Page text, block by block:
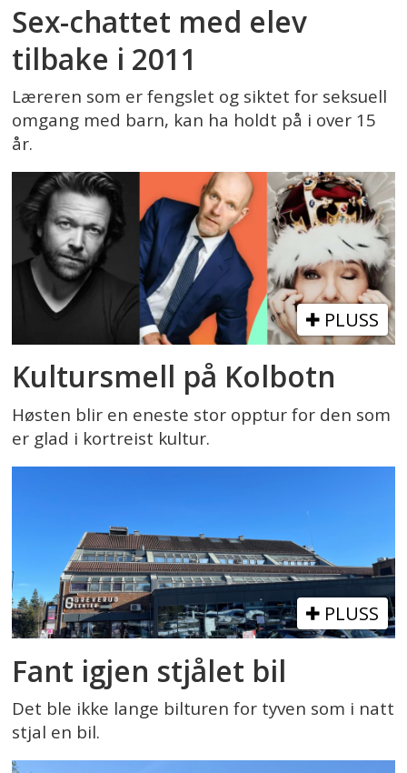
Sex-chattet med elev
tilbake i 2011
Læreren som er fengslet og siktet for seksuell
omgang med barn, kan ha holdt på i over 15
år.
PLUSS
Kultursmell på Kolbotn
Høsten blir en eneste stor opptur for den som
er glad i kortreist kultur.
PLUSS
Fant igjen stjålet bil
Det ble ikke lange bilturen for tyven som i natt
stjal en bil.